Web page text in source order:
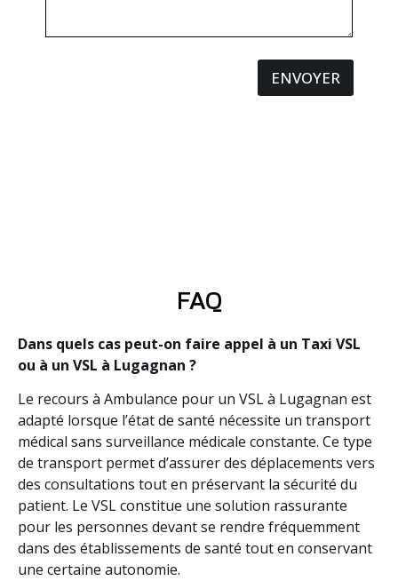
ENVOYER
FAQ
Dans quels cas peut-on faire appel à un Taxi VSL
ou à un VSL à Lugagnan ?
Le recours à Ambulance pour un VSL à Lugagnan est
adapté lorsque l’état de santé nécessite un transport
médical sans surveillance médicale constante. Ce type
de transport permet d’assurer des déplacements vers
des consultations tout en préservant la sécurité du
patient. Le VSL constitue une solution rassurante
pour les personnes devant se rendre fréquemment
dans des établissements de santé tout en conservant
une certaine autonomie.